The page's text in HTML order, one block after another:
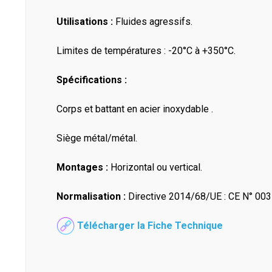
Utilisations : Fluides agressifs.
Limites de températures : -20°C à +350°C.
Spécifications :
Corps et battant en acier inoxydable .
Siège métal/métal.
Montages : Horizontal ou vertical.
Normalisation : Directive 2014/68/UE : CE N°
Télécharger la Fiche Technique